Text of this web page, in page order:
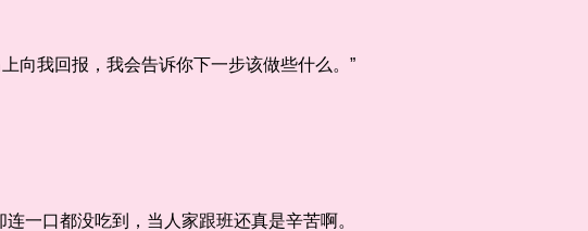
我回报，我会告诉你下一步该做些什么。”
口都没吃到，当人家跟班还真是辛苦啊。